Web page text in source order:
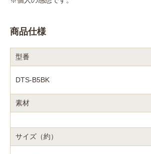
商品仕様
型番
DTS-B5BK
素材
サイズ（約）